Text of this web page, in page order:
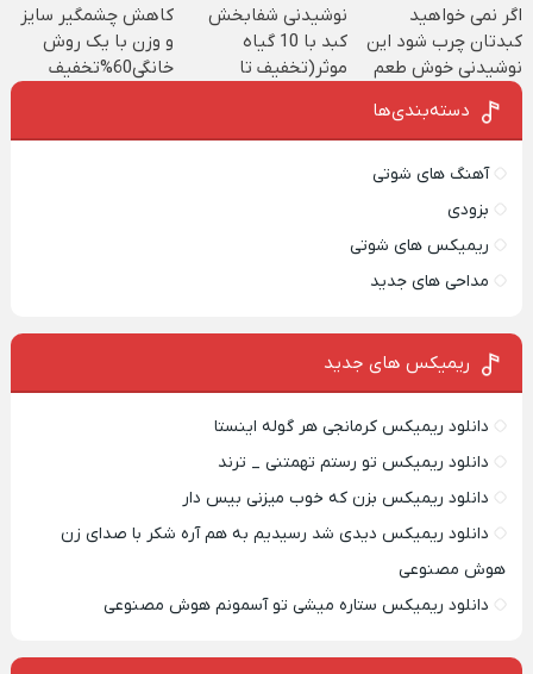
کن
اگر نمی خواهید
کبدتان چرب شود این
نوشیدنی خوش طعم
را بنوشید
نوشیدنی شفابخش
کبد با 10 گیاه
موثر(تخفیف تا
کاهش چشمگیر سایز
و وزن با یک روش
خانگی60%تخفیف
دسته‌بندی‌ها
آهنگ های شوتی
بزودی
ریمیکس های شوتی
مداحی های جدید
ریمیکس‌ های جدید
دانلود ریمیکس کرمانجی هر گوله اینستا
دانلود ریمیکس تو رستم تهمتنی _ ترند
دانلود ریمیکس بزن که خوب میزنی بیس دار
دانلود ریمیکس دیدی شد رسیدیم به هم آره شکر با صدای زن
هوش مصنوعی
دانلود ریمیکس ستاره میشی تو آسمونم هوش مصنوعی